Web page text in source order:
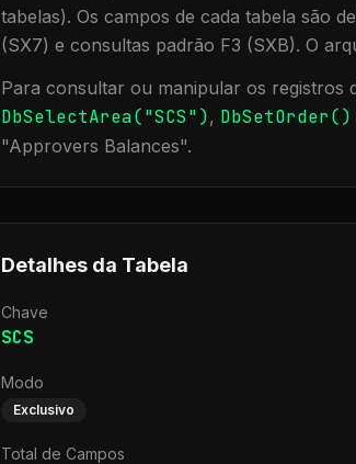
tabelas). Os campos de cada tabela são
(SX7) e consultas padrão F3 (SXB). O
Para consultar ou manipular os registros
DbSelectArea("SCS"), DbSetOrder()
"Approvers Balances".
Detalhes da Tabela
Chave
SCS
Modo
Exclusivo
Total de Campos